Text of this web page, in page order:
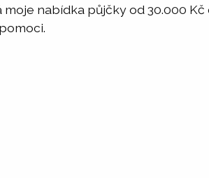
nabídka půjčky od 30.000 Kč